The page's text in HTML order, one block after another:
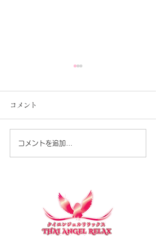
コメント
コメントを追加…